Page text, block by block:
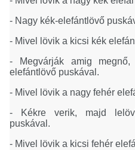
- Nagy kék-elefántlövő
- Mivel lövik a kicsi kék
- Megvárják amig
elefántlövő puskával.
- Mivel lövik a nagy fehér
- Kékre verik, majd
puskával.
- Mivel lövik a kicsi fehér